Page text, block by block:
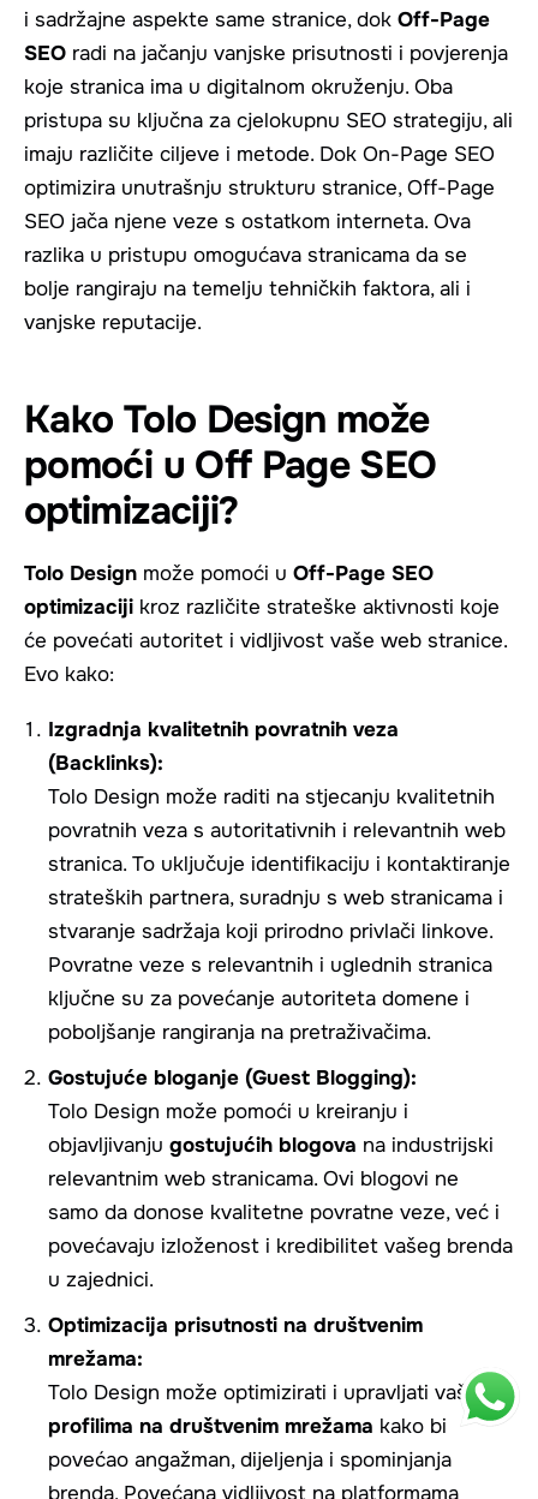
i sadržajne aspekte same stranice, dok Off-Page
SEO radi na jačanju vanjske prisutnosti i povjerenja
koje stranica ima u digitalnom okruženju. Oba
pristupa su ključna za cjelokupnu SEO strategiju, ali
imaju različite ciljeve i metode. Dok On-Page SEO
optimizira unutrašnju strukturu stranice, Off-Page
SEO jača njene veze s ostatkom interneta. Ova
razlika u pristupu omogućava stranicama da se
bolje rangiraju na temelju tehničkih faktora, ali i
vanjske reputacije.
Kako Tolo Design može
pomoći u Off Page SEO
optimizaciji?
Tolo Design može pomoći u Off-Page SEO
optimizaciji kroz različite strateške aktivnosti koje
će povećati autoritet i vidljivost vaše web stranice.
Evo kako:
Izgradnja kvalitetnih povratnih veza
(Backlinks):
Tolo Design može raditi na stjecanju kvalitetnih
povratnih veza s autoritativnih i relevantnih web
stranica. To uključuje identifikaciju i kontaktiranje
strateških partnera, suradnju s web stranicama i
stvaranje sadržaja koji prirodno privlači linkove.
Povratne veze s relevantnih i uglednih stranica
ključne su za povećanje autoriteta domene i
poboljšanje rangiranja na pretraživačima.
Gostujuće bloganje (Guest Blogging):
Tolo Design može pomoći u kreiranju i
objavljivanju gostujućih blogova na industrijski
relevantnim web stranicama. Ovi blogovi ne
samo da donose kvalitetne povratne veze, već i
povećavaju izloženost i kredibilitet vašeg brenda
u zajednici.
Optimizacija prisutnosti na društvenim
mrežama:
Tolo Design može optimizirati i upravljati vašim
profilima na društvenim mrežama kako bi
povećao angažman, dijeljenja i spominjanja
brenda. Povećana vidljivost na platformama